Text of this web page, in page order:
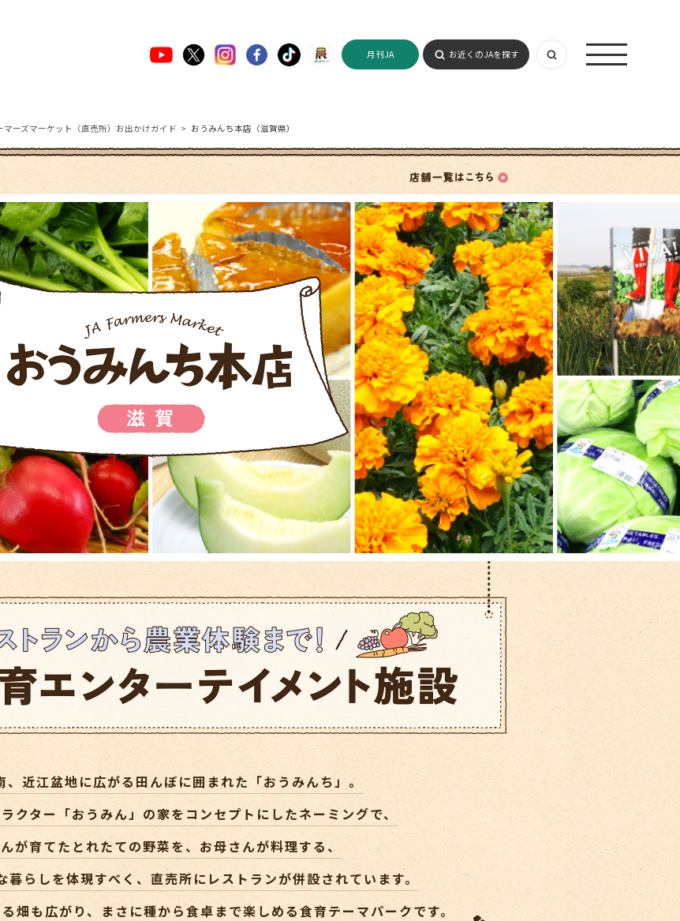
月刊JA お近くのJAを探す
マーズマーケット（直売所）お出かけガイド おうみんち本店（滋賀県）
、近江盆地に広がる田んぼに囲まれた「おうみんち」。
クター「おうみん」の家をコンセプトにしたネーミングで、
が育てたとれたての野菜を、お母さんが料理する、
暮らしを体現すべく、直売所にレストランが併設されています。
畑も広がり、まさに種から食卓まで楽しめる食育テーマパークです。